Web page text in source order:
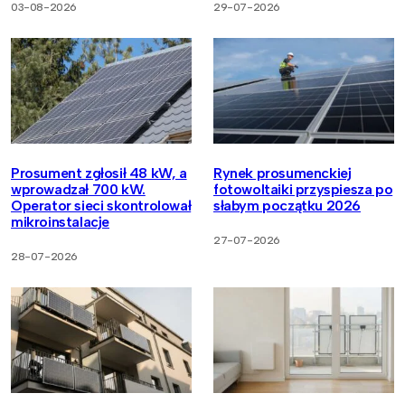
03-08-2026 29-07-2026
Prosument zgłosił 48 kW, a
wprowadzał 700 kW.
Operator sieci skontrolował
mikroinstalacje
28-07-2026
Rynek prosumenckiej
fotowoltaiki przyspiesza po
słabym początku 2026
27-07-2026